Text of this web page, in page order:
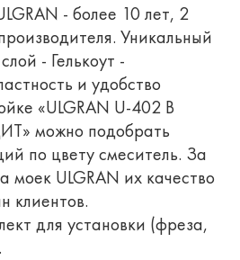
- более 10 лет, 2
Уникальный
- Гелькоут -
и удобство
«ULGRAN U-402 В
можно подобрать
по цвету смеситель. За
моек ULGRAN их качество
клиентов.
для установки (фреза,